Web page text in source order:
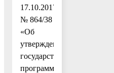
17.10.2017
№ 864/38
«Об
утверждении
государственной
программы